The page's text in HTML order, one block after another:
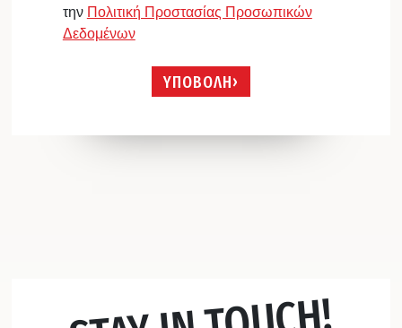
την Πολιτική Προστασίας Προσωπικών
Δεδομένων
ΥΠΟΒΟΛΗ